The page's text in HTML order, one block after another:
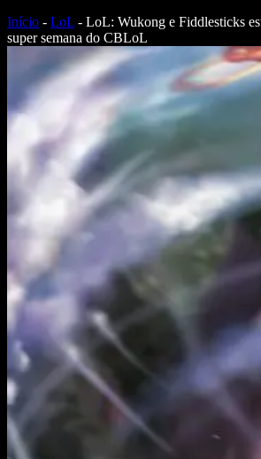
Início - LoL - LoL: Wukong e Fiddlesticks
super semana do CBLoL